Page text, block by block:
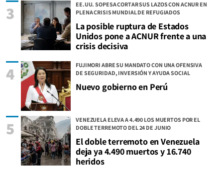
EE.UU. SOPESA CORTAR SUS LAZOS CON ACNUR EN
PLENA CRISIS MUNDIAL DE REFUGIADOS
La posible ruptura de Estados
Unidos pone a ACNUR frente a una
crisis decisiva
3
FUJIMORI ABRE SU MANDATO CON UNA OFENSIVA
DE SEGURIDAD, INVERSIÓN Y AYUDA SOCIAL
Nuevo gobierno en Perú
4
VENEZUELA ELEVA A 4.490 LOS MUERTOS POR EL
DOBLE TERREMOTO DEL 24 DE JUNIO
El doble terremoto en Venezuela
deja ya 4.490 muertos y 16.740
heridos
5